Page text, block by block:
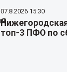
07.8.2026 15:30
топ-3 ПФО по